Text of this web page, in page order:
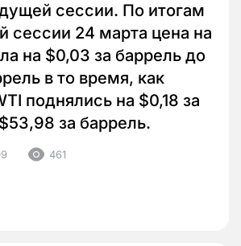
сессии. По итогам
сессии 24 марта цена на
на $0,03 за баррель до
в то время, как
поднялись на $0,18 за
за баррель.
461